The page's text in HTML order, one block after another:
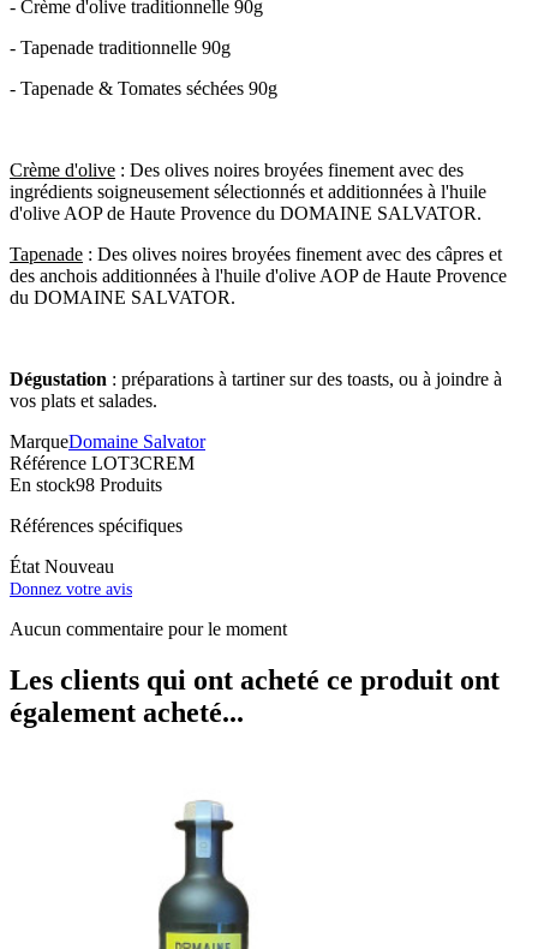
- Crème d'olive traditionnelle 90g
- Tapenade traditionnelle 90g
- Tapenade & Tomates séchées 90g
Crème d'olive : Des olives noires broyées finement avec des
ingrédients soigneusement sélectionnés et additionnées à l'huile
d'olive AOP de Haute Provence du DOMAINE SALVATOR.
Tapenade : Des olives noires broyées finement avec des câpres et
des anchois additionnées à l'huile d'olive AOP de Haute Provence
du DOMAINE SALVATOR.
Dégustation : préparations à tartiner sur des toasts, ou à joindre à
vos plats et salades.
MarqueDomaine Salvator
Référence LOT3CREM
En stock98 Produits
Références spécifiques
État Nouveau
Donnez votre avis
Aucun commentaire pour le moment
Les clients qui ont acheté ce produit ont
également acheté...